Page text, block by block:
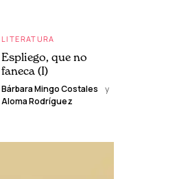
LITERATURA
Espliego, que no
faneca (I)
Bárbara Mingo Costales
y
Aloma Rodríguez